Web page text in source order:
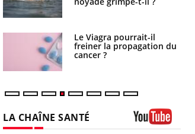
Le Viagra pourrait-il
freiner la propagation du
cancer ?
Le smartphone nuit-il à
l'apprentissage de la
lecture ?
LA CHAÎNE SANTÉ